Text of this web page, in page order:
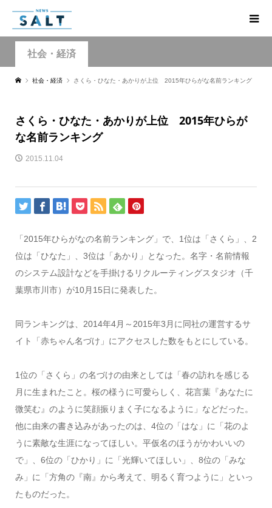
社会・経済
社会・経済 さくら・ひなた・あかりが上位 2015年ひらがな名前ランキング
さくら・ひなた・あかりが上位 2015年ひらが
な名前ランキング
2015.11.04
「2015年ひらがなの名前ランキング」で、1位は「さくら」、2
位は「ひなた」、3位は「あかり」となった。名字・名前情報
のシステム設計などを手掛けるリクルーティングスタジオ（千
葉県市川市）が10月15日に発表した。
同ランキングは、2014年4月～2015年3月に同社の運営するサ
イト「赤ちゃん名づけ」にアクセスした数をもとにしている。
1位の「さくら」の名づけの由来としては「春の訪れを感じる
月に生まれたこと。桜の様うに可愛らしく、花言葉『あなたに
微笑む』のように笑顔振りまく子になるように」などだった。
他に由来の書き込みがあったのは、4位の「はな」に「花のよ
うに素敵な生涯になってほしい。平仮名のほうがかわいいの
で」、6位の「ひかり」に「光輝いてほしい」、8位の「みな
み」に「方角の『南』から考えて、明るく育つように」といっ
たものだった。